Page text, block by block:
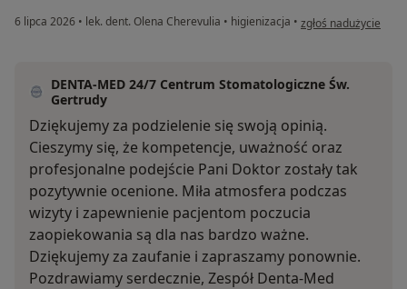
6 lipca 2026 • lek. dent. Olena Cherevulia • higienizacja • w opinii użytkownika
zgłoś nadużycie
DENTA-MED 24/7 Centrum Stomatologiczne Św.
Gertrudy
Dziękujemy za podzielenie się swoją opinią.
Cieszymy się, że kompetencje, uważność oraz
profesjonalne podejście Pani Doktor zostały tak
pozytywnie ocenione. Miła atmosfera podczas
wizyty i zapewnienie pacjentom poczucia
zaopiekowania są dla nas bardzo ważne.
Dziękujemy za zaufanie i zapraszamy ponownie.
Pozdrawiamy serdecznie, Zespół Denta-Med